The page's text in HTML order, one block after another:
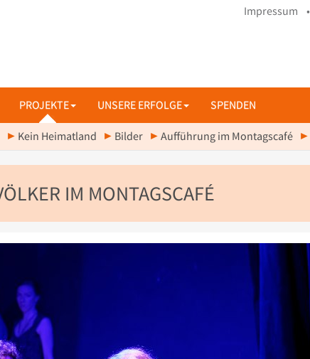
Impressum •
PROJEKTE UNSERE ERFOLGE SPENDEN
Kein Heimatland Bilder Aufführung im Montagscafé
IM MONTAGSCAFÉ